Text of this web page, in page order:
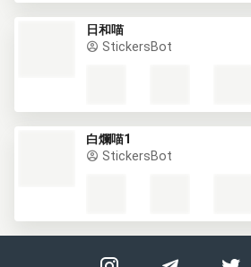
日和喵
StickersBot
白爛喵1
StickersBot